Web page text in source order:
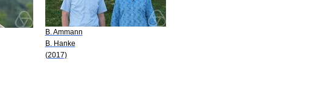
B. Ammann
B. Hanke
(2017)